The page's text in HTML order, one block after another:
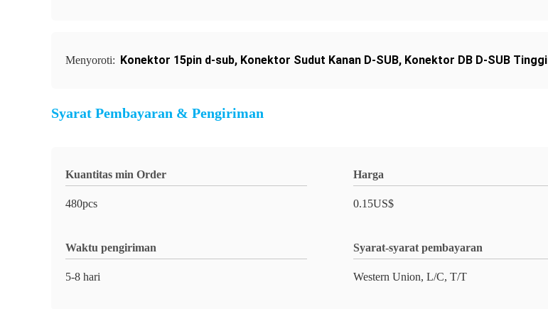
Menyoroti: Konektor 15pin d-sub, Konektor Sudut Kanan D-SUB, Konektor DB D-SUB Tinggi
Syarat Pembayaran & Pengiriman
Kuantitas min Order
480pcs
Harga
0.15US$
Waktu pengiriman
5-8 hari
Syarat-syarat pembayaran
Western Union, L/C, T/T